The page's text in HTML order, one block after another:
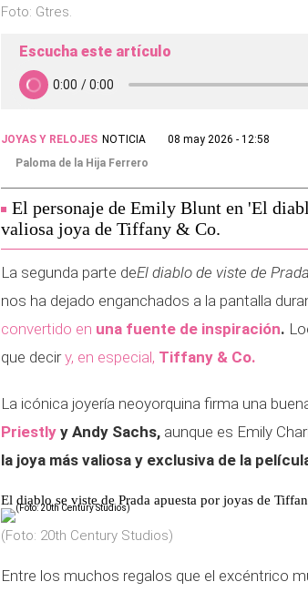
Foto: Gtres.
Escucha este artículo
JOYAS Y RELOJES NOTICIA
08 may 2026 - 12:58
Paloma de la Hija Ferrero
El personaje de Emily Blunt en 'El
valiosa joya de Tiffany & Co.
La segunda parte deEl diablo de viste de Prada
nos ha dejado enganchados a la pantalla
convertido en una fuente de inspiración.
que deciry, en especial, Tiffany & Co.
La icónica joyería neoyorquina firma una
Priestly y Andy Sachs, aunque es Emily
la joya más valiosa y exclusiva de la
El diablo se viste de Prada apuesta por joyas de
(Foto: 20th Century Studios)
Entre los muchos regalos que el excéntrico